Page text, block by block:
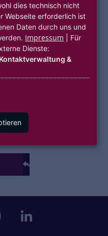
(RPA) konnte
wertvolle
die Arbeitsabläufe in
linkedin
dies technisch nicht
Webseite erforderlich ist
Daten durch uns und
Impressum | Für
Dienste:
&